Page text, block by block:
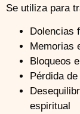
Se utiliza para
Dolencias
Memorias
Bloqueos
Pérdida
espiritual